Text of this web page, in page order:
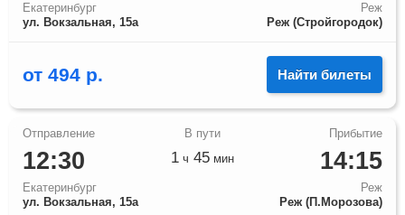
Екатеринбург
ул. Вокзальная, 15а
Реж
Реж (Стройгородок)
от 494 р. Найти билеты
12:30
Екатеринбург
ул. Вокзальная, 15а
14:15
Реж
Реж (П.Морозова)
1 ч 45 мин